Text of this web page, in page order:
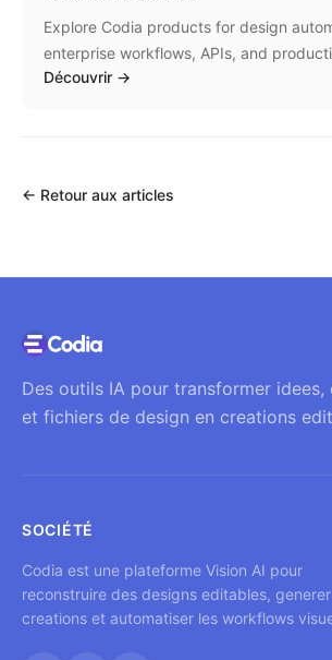
Explore Codia products for design
enterprise workflows, APIs, and
Découvrir →
← Retour aux articles
Des outils IA pour transformer idees,
et fichiers de design en creations
SOCIÉTÉ
Codia est une plateforme Vision AI pour
reconstruire des designs editables,
creations et automatiser les workflows